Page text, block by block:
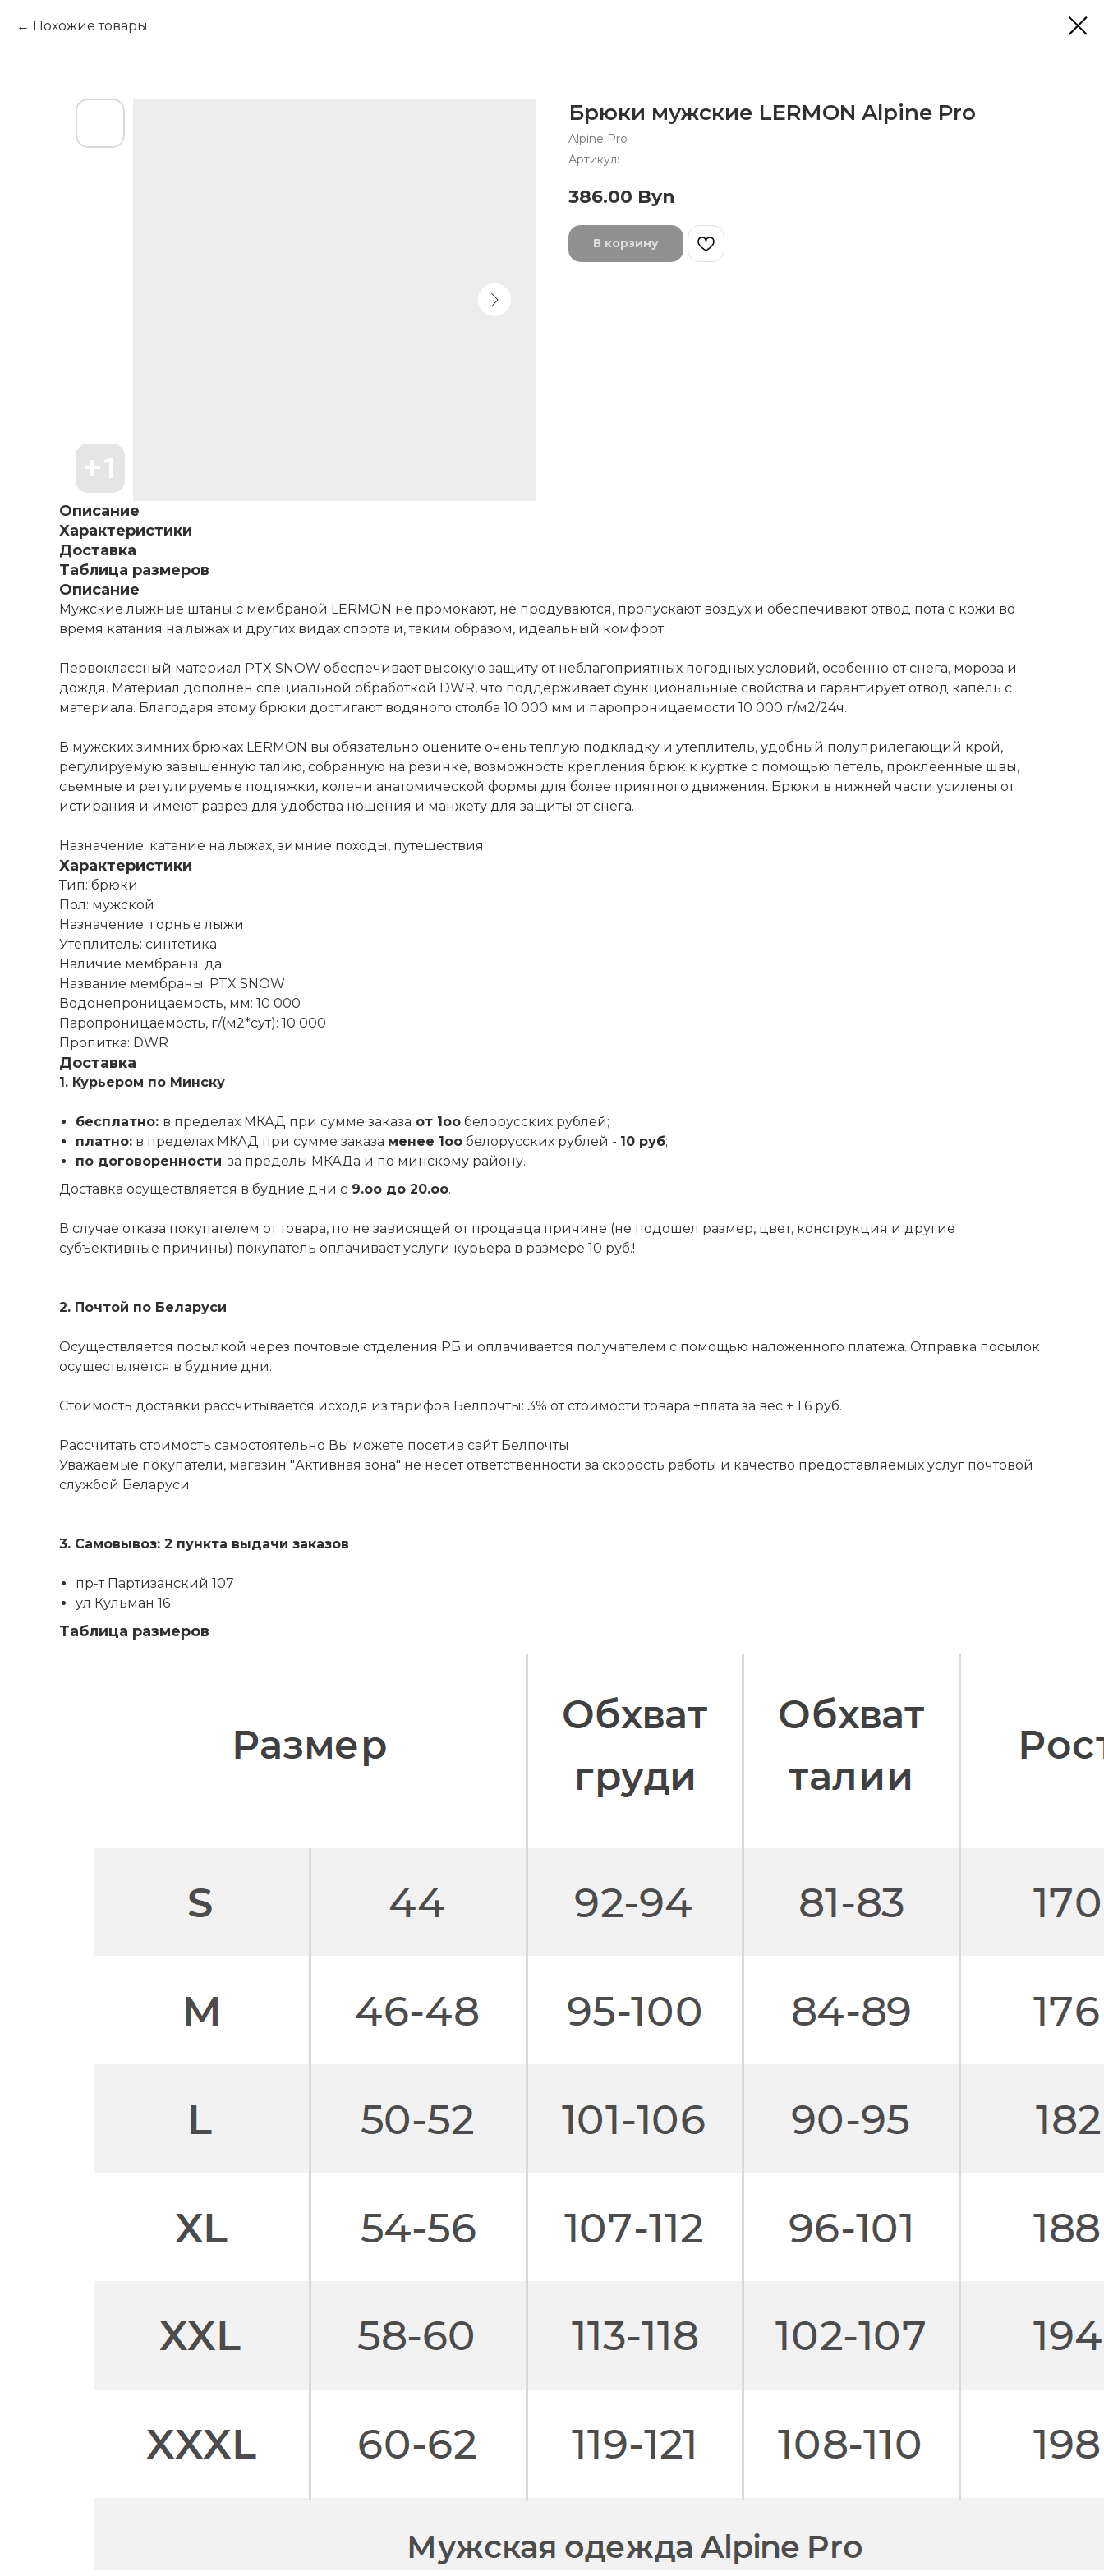
Похожие товары
Брюки мужские LERMON Alpine Pro
Alpine Pro
Артикул:
386.00 Byn
В корзину
Описание
Характеристики
Доставка
Таблица размеров
Описание
Мужские лыжные штаны с мембраной LERMON не промокают, не продуваются, пропускают воздух и обеспечивают отвод пота с кожи во
время катания на лыжах и других видах спорта и, таким образом, идеальный комфорт.
Первоклассный материал PTX SNOW обеспечивает высокую защиту от неблагоприятных погодных условий, особенно от снега, мороза и
дождя. Материал дополнен специальной обработкой DWR, что поддерживает функциональные свойства и гарантирует отвод капель с
материала. Благодаря этому брюки достигают водяного столба 10 000 мм и паропроницаемости 10 000 г/м2/24ч.
В мужских зимних брюках LERMON вы обязательно оцените очень теплую подкладку и утеплитель, удобный полуприлегающий крой,
регулируемую завышенную талию, собранную на резинке, возможность крепления брюк к куртке с помощью петель, проклеенные швы,
съемные и регулируемые подтяжки, колени анатомической формы для более приятного движения. Брюки в нижней части усилены от
истирания и имеют разрез для удобства ношения и манжету для защиты от снега.
Назначение: катание на лыжах, зимние походы, путешествия
Характеристики
Тип: брюки
Пол: мужской
Назначение: горные лыжи
Утеплитель: синтетика
Наличие мембраны: да
Название мембраны: PTX SNOW
Водонепроницаемость, мм: 10 000
Паропроницаемость, г/(м2*сут): 10 000
Пропитка: DWR
Доставка
1. Курьером по Минску
бесплатно: в пределах МКАД при сумме заказа от 1оо белорусских рублей;
платно: в пределах МКАД при сумме заказа менее 1оо белорусских рублей - 10 руб;
по договоренности: за пределы МКАДа и по минскому району.
Доставка осуществляется в будние дни с 9.оо до 20.оо.
В случае отказа покупателем от товара, по не зависящей от продавца причине (не подошел размер, цвет, конструкция и другие
субъективные причины) покупатель оплачивает услуги курьера в размере 10 руб.!
2. Почтой по Беларуси
Осуществляется посылкой через почтовые отделения РБ и оплачивается получателем с помощью наложенного платежа. Отправка посылок
осуществляется в будние дни.
Стоимость доставки рассчитывается исходя из тарифов Белпочты: 3% от стоимости товара +плата за вес + 1.6 руб.
Рассчитать стоимость самостоятельно Вы можете посетив сайт Белпочты
Уважаемые покупатели, магазин "Активная зона" не несет ответственности за скорость работы и качество предоставляемых услуг почтовой
службой Беларуси.
3. Самовывоз: 2 пункта выдачи заказов
пр-т Партизанский 107
ул Кульман 16
Таблица размеров